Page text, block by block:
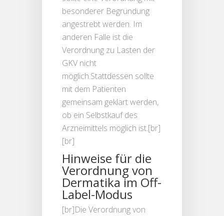
besonderer Begründung
angestrebt werden. Im
anderen Falle ist die
Verordnung zu Lasten der
GKV nicht
möglich.Stattdessen sollte
mit dem Patienten
gemeinsam geklärt werden,
ob ein Selbstkauf des
Arzneimittels möglich ist.[br]
[br]
Hinweise für die
Verordnung von
Dermatika im Off-
Label-Modus
[br]Die Verordnung von